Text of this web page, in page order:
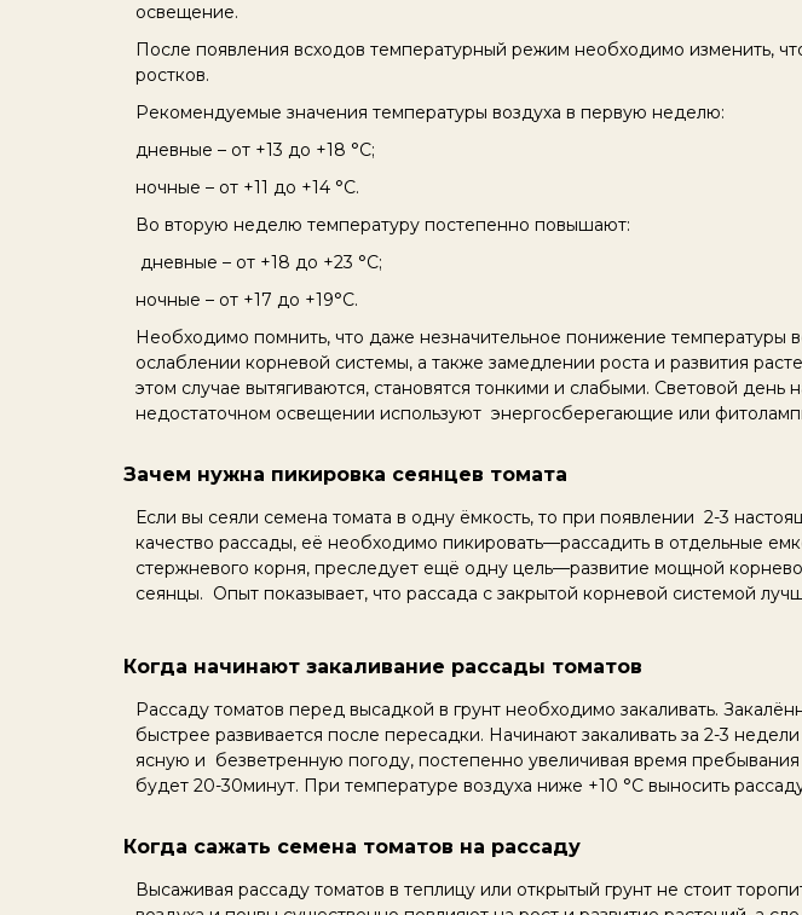
освещение.
После появления всходов температурный режим необходимо изменить,
ростков.
Рекомендуемые значения температуры воздуха в первую неделю:
дневные – от +13 до +18 °C;
ночные – от +11 до +14 °C.
Во вторую неделю температуру постепенно повышают:
дневные – от +18 до +23 °C;
ночные – от +17 до +19°C.
Необходимо помнить, что даже незначительное понижение температуры
ослаблении корневой системы, а также замедлении роста и развития
этом случае вытягиваются, становятся тонкими и слабыми. Световой
недостаточном освещении используют энергосберегающие или
Зачем нужна пикировка сеянцев томата
Если вы сеяли семена томата в одну ёмкость, то при появлении 2-3
качество рассады, её необходимо пикировать—рассадить в отдельные
стержневого корня, преследует ещё одну цель—развитие мощной
сеянцы. Опыт показывает, что рассада с закрытой корневой системой
Когда начинают закаливание рассады томатов
Рассаду томатов перед высадкой в грунт необходимо закаливать.
быстрее развивается после пересадки. Начинают закаливать за 2-3
ясную и безветренную погоду, постепенно увеличивая время
будет 20-30минут. При температуре воздуха ниже +10 °C выносить
Когда сажать семена томатов на рассаду
Высаживая рассаду томатов в теплицу или открытый грунт не стоит